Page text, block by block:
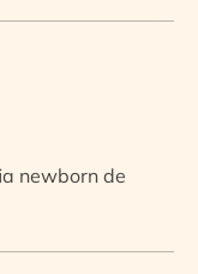
newborn de